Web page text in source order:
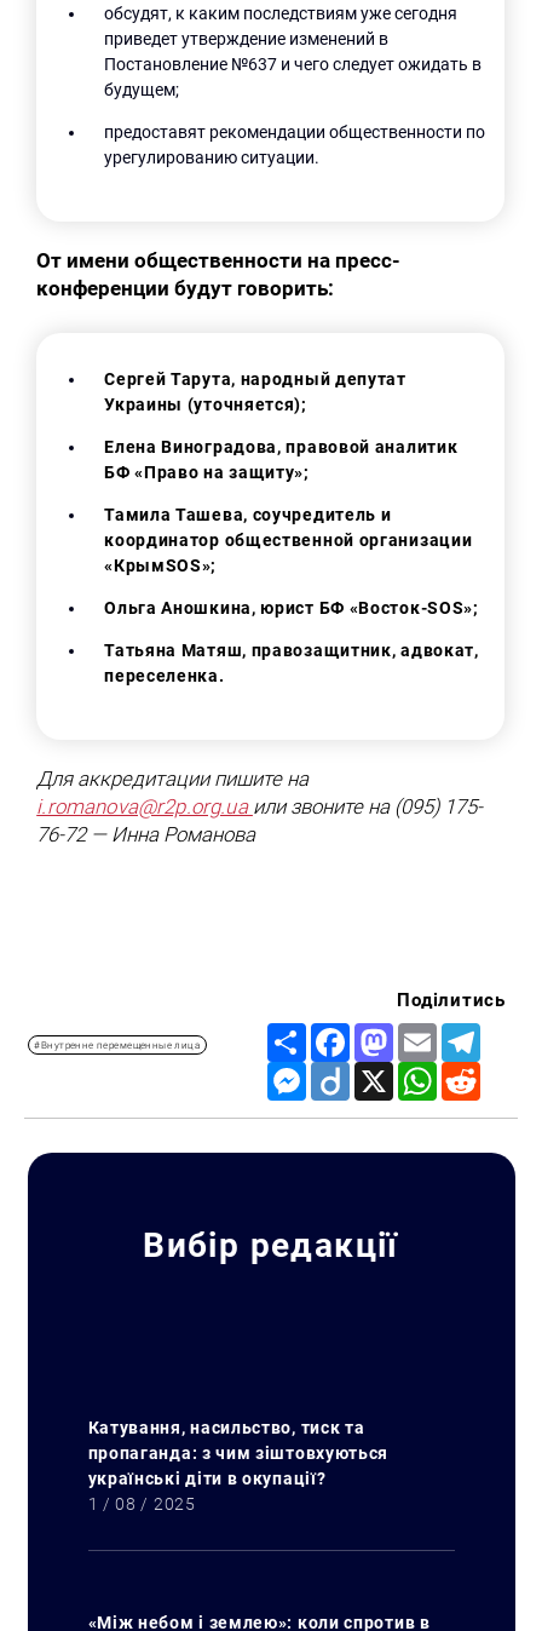
Искать:
обсудят, к каким последствиям уже сегодня
приведет утверждение изменений в
Постановление №637 и чего следует ожидать в
будущем;
предоставят рекомендации общественности по
урегулированию ситуации.
От имени общественности на пресс-
конференции будут говорить:
Сергей Тарута, народный депутат
Украины (уточняется);
Елена Виноградова, правовой аналитик
БФ «Право на защиту»;
Тамила Ташева, соучредитель и
координатор общественной организации
«КрымSOS»;
Ольга Аношкина, юрист БФ «Восток-SOS»;
Татьяна Матяш, правозащитник, адвокат,
переселенка.
Для аккредитации пишите на
i.romanova@r2p.org.ua или звоните на (095) 175-
76-72 — Инна Романова
#Внутренне перемещенные лица
Поділитись
Share FacebookMastodon
Email
Messenger
Diigo X WhatsApp
Вибір редакції
Катування, насильство, тиск та
пропаганда: з чим зіштовхуються
українські діти в окупації?
1 / 08 / 2025
«Між небом і землею»: коли спротив в